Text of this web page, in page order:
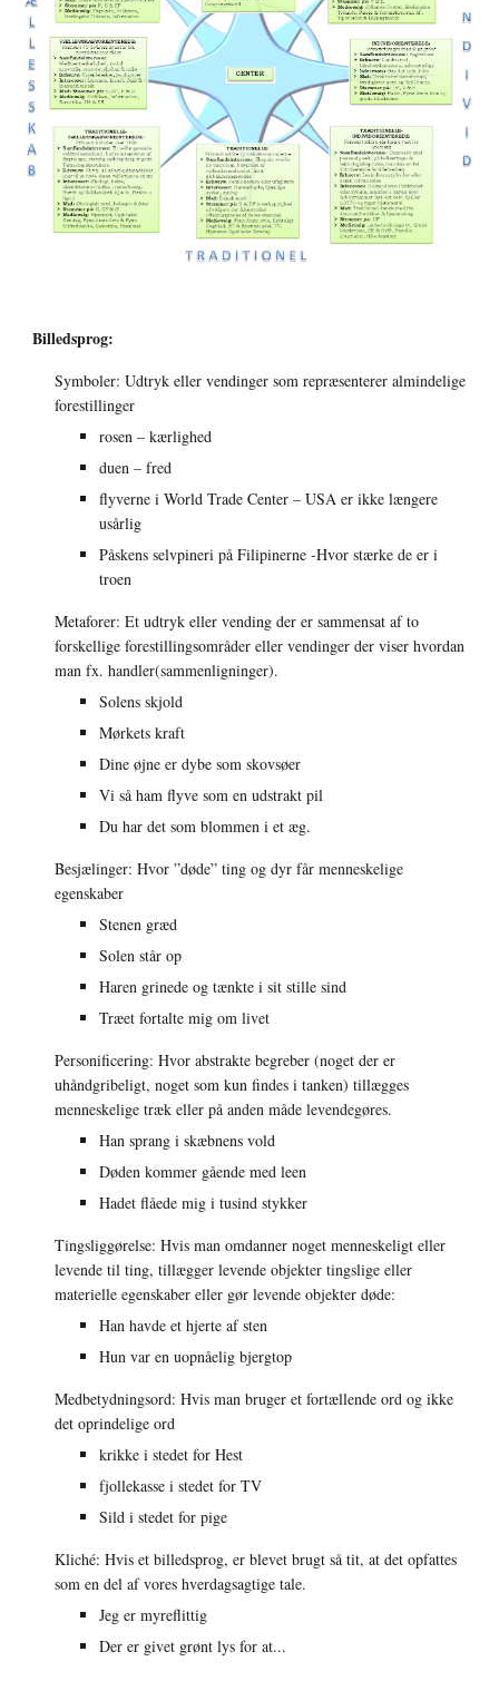
Billedsprog:
Symboler: Udtryk eller vendinger som repræsenterer almindelige
forestillinger
rosen – kærlighed
duen – fred
flyverne i World Trade Center – USA er ikke længere
usårlig
Påskens selvpineri på Filipinerne -Hvor stærke de er i
troen
Metaforer: Et udtryk eller vending der er sammensat af to
forskellige forestillingsområder eller vendinger der viser hvordan
man fx. handler(sammenligninger).
Solens skjold
Mørkets kraft
Dine øjne er dybe som skovsøer
Vi så ham flyve som en udstrakt pil
Du har det som blommen i et æg.
Besjælinger: Hvor ”døde” ting og dyr får menneskelige
egenskaber
Stenen græd
Solen står op
Haren grinede og tænkte i sit stille sind
Træet fortalte mig om livet
Personificering: Hvor abstrakte begreber (noget der er
uhåndgribeligt, noget som kun findes i tanken) tillægges
menneskelige træk eller på anden måde levendegøres.
Han sprang i skæbnens vold
Døden kommer gående med leen
Hadet flåede mig i tusind stykker
Tingsliggørelse: Hvis man omdanner noget menneskeligt eller
levende til ting, tillægger levende objekter tingslige eller
materielle egenskaber eller gør levende objekter døde:
Han havde et hjerte af sten
Hun var en uopnåelig bjergtop
Medbetydningsord: Hvis man bruger et fortællende ord og ikke
det oprindelige ord
krikke i stedet for Hest
fjollekasse i stedet for TV
Sild i stedet for pige
Kliché: Hvis et billedsprog, er blevet brugt så tit, at det opfattes
som en del af vores hverdagsagtige tale.
Jeg er myreflittig
Der er givet grønt lys for at...